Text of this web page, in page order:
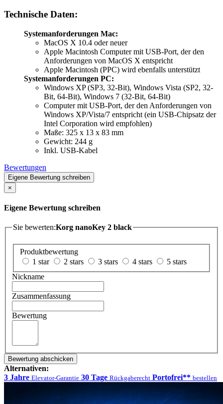
Technische Daten:
Systemanforderungen Mac:
MacOS X 10.4 oder neuer
Apple Macintosh Computer mit USB-Port, der den
Anforderungen von MacOS X entspricht
Apple Macintosh (PPC) wird ebenfalls unterstützt
Systemanforderungen PC:
Windows XP (SP3, 32-Bit), Windows Vista (SP2, 32-
Bit, 64-Bit), Windows 7 (32-Bit, 64-Bit)
Computer mit USB-Port, der den Anforderungen von
Windows XP/Vista/7 entspricht (ein USB-Chipsatz der
Intel Corporation wird empfohlen)
Maße: 325 x 13 x 83 mm
Gewicht: 244 g
Inkl. USB-Kabel
Bewertungen
Eigene Bewertung schreiben
×
Eigene Bewertung schreiben
Sie bewerten:Korg nanoKey 2 black
Produktbewertung
1 star
2 stars 3 stars 4 stars
5 stars
Nickname
Zusammenfassung
Bewertung
Bewertung abschicken
Alternativen:
3 Jahre Elevator-Garantie 30 Tage Rückgaberecht Portofrei** bestellen